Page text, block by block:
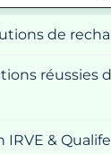
de
réussies
&